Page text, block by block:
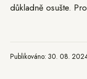
důkladně osušte.
Publikováno: 30. 08.